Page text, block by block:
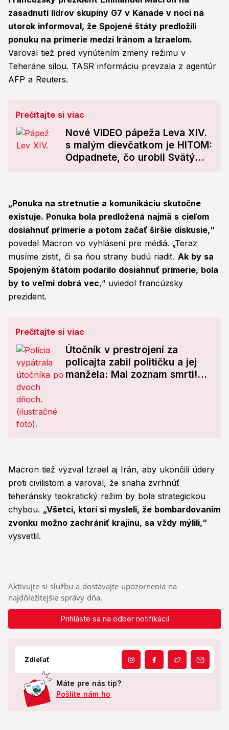
zasadnutí lídrov skupiny G7 v Kanade v noci na
utorok informoval, že Spojené štáty predložili
ponuku na prímerie medzi Iránom a Izraelom.
Varoval tiež pred vynútením zmeny režimu v
Teheráne silou. TASR informáciu prevzala z agentúr
AFP a Reuters.
Prečítajte si viac
Nové VIDEO pápeža Leva XIV.
s malým dievčatkom je HITOM:
Odpadnete, čo urobil Svätý
„Ponuka na stretnutie a komunikáciu skutočne
existuje. Ponuka bola predložená najmä s cieľom
dosiahnuť prímerie a potom začať širšie diskusie,“
povedal Macron vo vyhlásení pre médiá. „Teraz
musíme zistiť, či sa ňou strany budú riadiť. Ak by sa
Spojeným štátom podarilo dosiahnuť prímerie, bola
by to veľmi dobrá vec,“ uviedol francúzsky
prezident.
Prečítajte si viac
Útočník v prestrojení za
policajta zabil političku a jej
manžela: Mal zoznam smrti!
Macron tiež vyzval Izrael aj Irán, aby ukončili údery
proti civilistom a varoval, že snaha zvrhnúť
teheránsky teokratický režim by bola strategickou
chybou. „Všetci, ktorí si mysleli, že bombardovaním
zvonku možno zachrániť krajinu, sa vždy mýlili,“
vysvetlil.
Aktivujte si službu a dostávajte upozornenia na
najdôležitejšie správy dňa.
Prihláste sa na odber notifikácií
Zdieľať
Máte pre nás tip?
Pošlite nám ho